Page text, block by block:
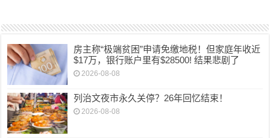
房主称“极端贫困”申请免缴地税！但家庭年收近
$17万，银行账户里有$28500! 结果悲剧了
2026-08-08
列治文夜市永久关停？26年回忆结束！
2026-08-08